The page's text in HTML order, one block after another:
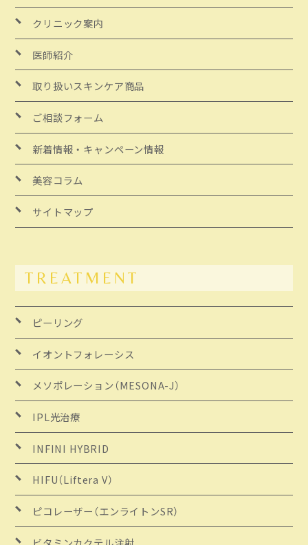
クリニック案内
医師紹介
取り扱いスキンケア商品
ご相談フォーム
新着情報・キャンペーン情報
美容コラム
サイトマップ
TREATMENT
ピーリング
イオントフォレーシス
メソポレーション （MESONA-J）
IPL光治療
INFINI HYBRID
HIFU（Liftera V）
ピコレーザー （エンライトンSR）